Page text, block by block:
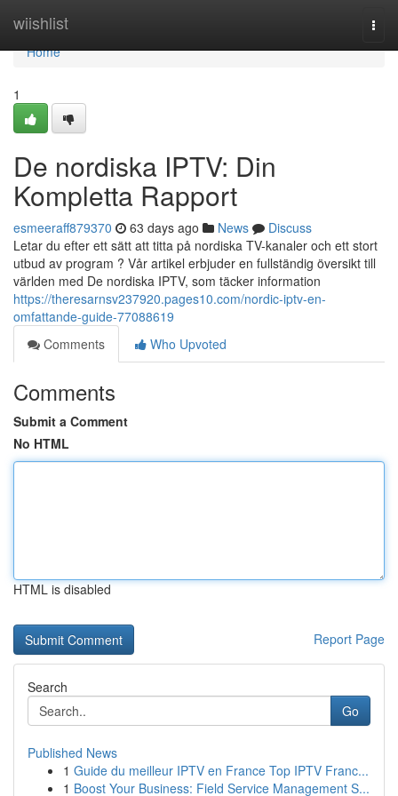
wiishlist
Home
Home
1
De nordiska IPTV: Din
Kompletta Rapport
esmeeraff879370 63 days ago News
Discuss
Letar du efter ett sätt att titta på nordiska TV-kanaler och ett stort
utbud av program ? Vår artikel erbjuder en fullständig översikt till
världen med De nordiska IPTV, som täcker information
https://theresarnsv237920.pages10.com/nordic-iptv-en-
omfattande-guide-77088619
Comments
Who Upvoted
Comments
Submit a Comment
No HTML
HTML is disabled
Report Page
Search
Go
Published News
1 Guide du meilleur IPTV en France Top IPTV Franc...
1 Boost Your Business: Field Service Management S...